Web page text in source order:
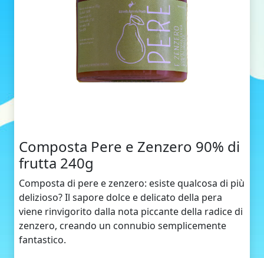
Composta Pere e Zenzero 90% di
frutta 240g
Composta di pere e zenzero: esiste qualcosa di più
delizioso? Il sapore dolce e delicato della pera
viene rinvigorito dalla nota piccante della radice di
zenzero, creando un connubio semplicemente
fantastico.